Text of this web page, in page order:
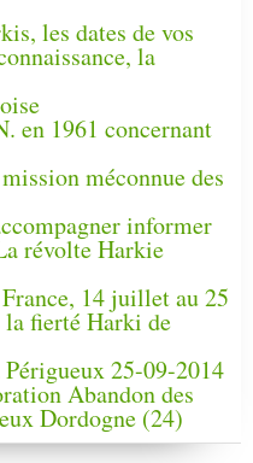
les dates de vos
la
en 1961 concernant
méconnue des
informer
révolte Harkie
14 juillet au 25
la fierté Harki de
25-09-2014
Abandon des
Dordogne (24)